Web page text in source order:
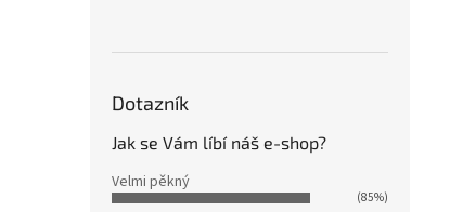
Dotazník
Jak se Vám líbí náš e-shop?
Velmi pěkný
(85%)